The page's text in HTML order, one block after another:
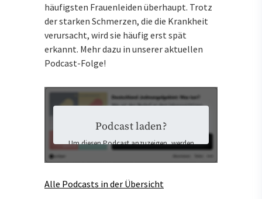
häufigsten Frauenleiden überhaupt. Trotz
der starken Schmerzen, die die Krankheit
verursacht, wird sie häufig erst spät
erkannt. Mehr dazu in unserer aktuellen
Podcast-Folge!
Podcast laden?
Um diesen Podcast anzuzeigen, werden
Inhalte von Podigee geladen. Dabei
könnten personenbezogene Daten an
Gerät gespeichert werden.
Alle Podcasts in der Übersicht